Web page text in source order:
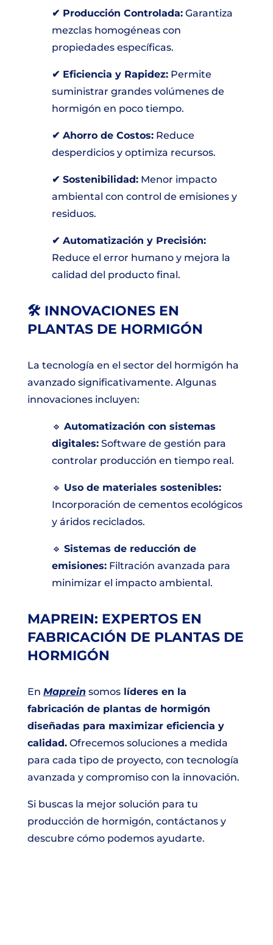
✔ Producción Controlada:Garantiza
mezclas homogéneas con
propiedades específicas.
✔ Eficiencia y Rapidez:Permite
suministrar grandes volúmenes de
hormigón en poco tiempo.
✔ Ahorro de Costos:Reduce
desperdicios y optimiza recursos.
✔ Sostenibilidad:Menor impacto
ambiental con control de emisiones y
residuos.
✔ Automatización y Precisión:
Reduce el error humano y mejora la
calidad del producto final.
🛠 INNOVACIONES EN
PLANTAS DE HORMIGÓN
La tecnología en el sector del hormigón ha
avanzado significativamente. Algunas
innovaciones incluyen:
🔹 Automatización con sistemas
digitales:Software de gestión para
controlar producción en tiempo real.
🔹 Uso de materiales sostenibles:
Incorporación de cementos ecológicos
y áridos reciclados.
🔹 Sistemas de reducción de
emisiones:Filtración avanzada para
minimizar el impacto ambiental.
MAPREIN: EXPERTOS EN
FABRICACIÓN DE PLANTAS DE
HORMIGÓN
En Mapreinsomoslíderes en la
fabricación de plantas de hormigón
diseñadas para maximizar eficiencia y
calidad.Ofrecemos soluciones a medida
para cada tipo de proyecto, con tecnología
avanzada y compromiso con la innovación.
Si buscas la mejor solución para tu
producción de hormigón, contáctanos y
descubre cómo podemos ayudarte.